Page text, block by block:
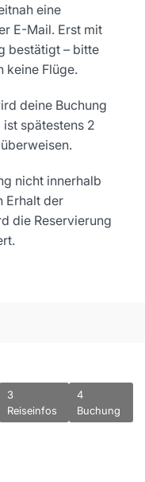
eine
E-Mail. Erst mit
bestätigt – bitte
keine Flüge.
deine Buchung
spätestens 2
nicht innerhalb
Erhalt der
die Reservierung
3
Reiseinfos
4
Buchung